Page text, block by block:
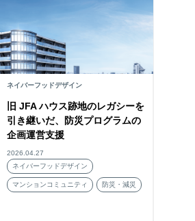
ネイバーフッドデザイン
旧 JFA ハウス跡地のレガシーを
引き継いだ、防災プログラムの
企画運営支援
2026.04.27
ネイバーフッドデザイン
マンションコミュニティ 防災・減災